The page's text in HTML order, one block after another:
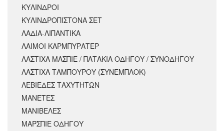
ΚΥΛΙΝΔΡΟΙ
ΚΥΛΙΝΔΡΟΠΙΣΤΟΝΑ ΣΕΤ
ΛΑΔΙΑ-ΛΙΠΑΝΤΙΚΑ
ΛΑΙΜΟΙ ΚΑΡΜΠΥΡΑΤΕΡ
ΛΑΣΤΙΧΑ ΜΑΣΠΙΕ / ΠΑΤΑΚΙΑ ΟΔΗΓΟΥ / ΣΥΝΟΔΗΓΟΥ
ΛΑΣΤΙΧΑ ΤΑΜΠΟΥΡΟΥ (ΣΥΝΕΜΠΛΟΚ)
ΛΕΒΙΕΔΕΣ ΤΑΧΥΤΗΤΩΝ
ΜΑΝΕΤΕΣ
ΜΑΝΙΒΕΛΕΣ
ΜΑΡΣΠΙΕ ΟΔΗΓΟΥ